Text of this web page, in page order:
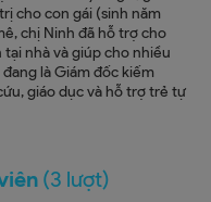
cho con gái (sinh năm
chị Ninh đã hỗ trợ cho
nhà và giúp cho nhiều
là Giám đốc kiếm
giáo dục và hỗ trợ trẻ tự
(3 lượt)